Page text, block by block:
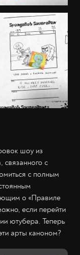
шоу из
связанного с
с полным
о «Правиле
если перейти
ютубера. Теперь
арты каноном?